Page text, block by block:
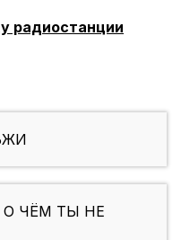
радиостанции
О ЧЁМ ТЫ НЕ